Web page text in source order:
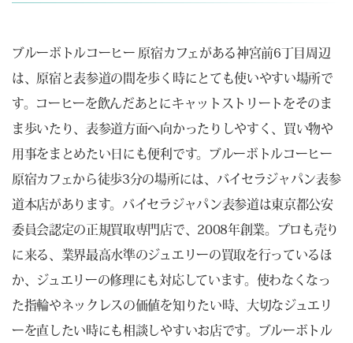
ブルーボトルコーヒー 原宿カフェがある神宮前6丁目周辺
は、原宿と表参道の間を歩く時にとても使いやすい場所で
す。コーヒーを飲んだあとにキャットストリートをそのま
ま歩いたり、表参道方面へ向かったりしやすく、買い物や
用事をまとめたい日にも便利です。ブルーボトルコーヒー
原宿カフェから徒歩3分の場所には、バイセラジャパン表参
道本店があります。バイセラジャパン表参道は東京都公安
委員会認定の正規買取専門店で、2008年創業。プロも売り
に来る、業界最高水準のジュエリーの買取を行っているほ
か、ジュエリーの修理にも対応しています。使わなくなっ
た指輪やネックレスの価値を知りたい時、大切なジュエリ
ーを直したい時にも相談しやすいお店です。ブルーボトル